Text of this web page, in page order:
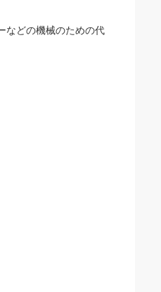
などの機械のための代